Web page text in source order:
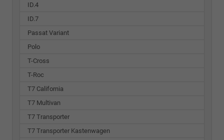
ID.4
ID.7
Passat Variant
Polo
T-Cross
T-Roc
T7 California
T7 Multivan
T7 Transporter
T7 Transporter Kastenwagen